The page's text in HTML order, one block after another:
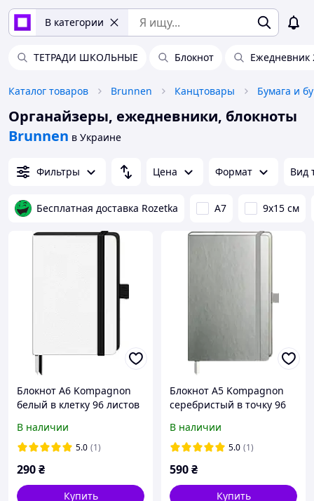
В категории
ТЕТРАДИ ШКОЛЬНЫЕ Блокнот Ежедневник
Каталог товаров Brunnen Канцтовары Бумага и
Органайзеры, ежедневники, блокноты
Brunnen в Украине
Фильтры Цена Формат Вид
Бесплатная доставка Rozetka A7 9х15 см
Блокнот А6 Kompagnon
белый в клетку 96 листов
105591805
В наличии
5.0 (1)
290₴
Купить
Блокнот А5 Kompagnon
серебристый в точку 96
Brunnen 105554892
В наличии
5.0 (1)
590₴
Купить